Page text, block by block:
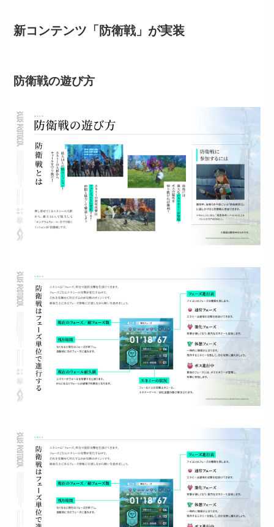
新コンテンツ「防衛戦」が実装
防衛戦の遊び方